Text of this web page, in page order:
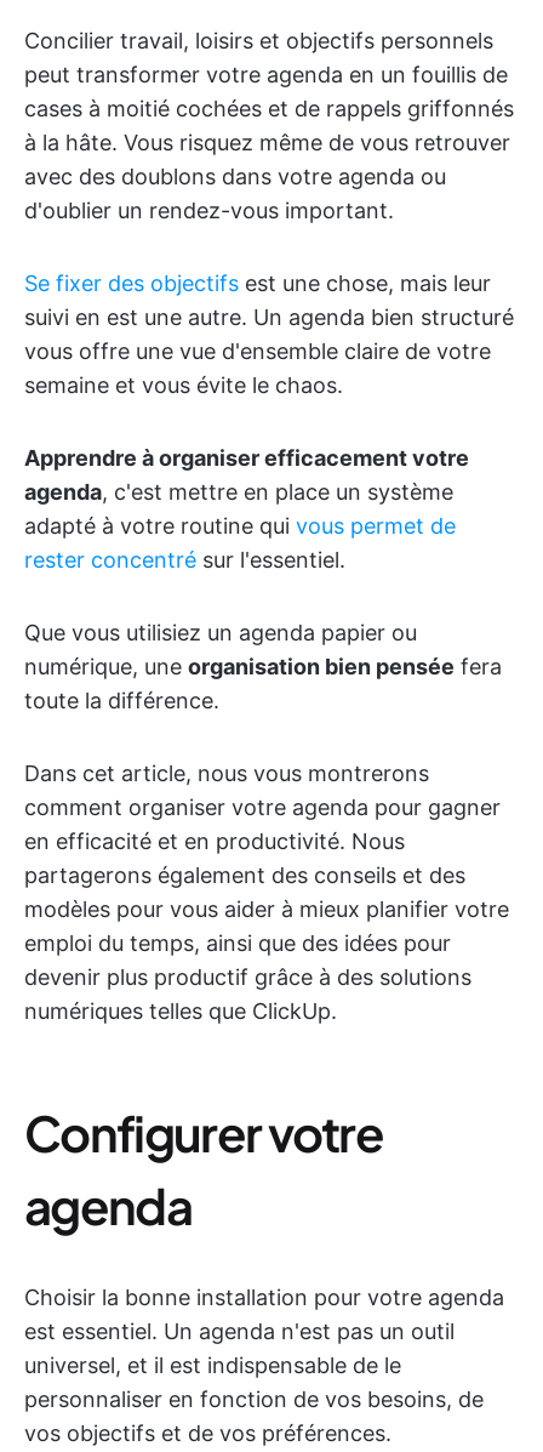
Concilier travail, loisirs et objectifs personnels
peut transformer votre agenda en un fouillis de
cases à moitié cochées et de rappels griffonnés
à la hâte. Vous risquez même de vous retrouver
avec des doublons dans votre agenda ou
d'oublier un rendez-vous important.
Se fixer des objectifs est une chose, mais leur
suivi en est une autre. Un agenda bien structuré
vous offre une vue d'ensemble claire de votre
semaine et vous évite le chaos.
Apprendre à organiser efficacement votre
agenda, c'est mettre en place un système
adapté à votre routine qui vous permet de
rester concentré sur l'essentiel.
Que vous utilisiez un agenda papier ou
numérique, une organisation bien pensée fera
toute la différence.
Dans cet article, nous vous montrerons
comment organiser votre agenda pour gagner
en efficacité et en productivité. Nous
partagerons également des conseils et des
modèles pour vous aider à mieux planifier votre
emploi du temps, ainsi que des idées pour
devenir plus productif grâce à des solutions
numériques telles que ClickUp.
Configurer votre
agenda
Choisir la bonne installation pour votre agenda
est essentiel. Un agenda n'est pas un outil
universel, et il est indispensable de le
personnaliser en fonction de vos besoins, de
vos objectifs et de vos préférences.